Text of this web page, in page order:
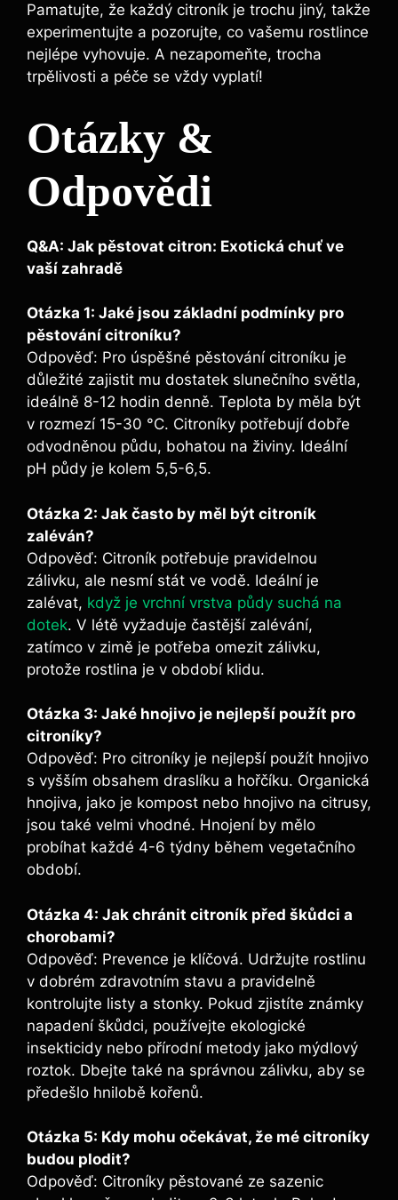
Pamatujte, že každý citroník je trochu jiný, takže
experimentujte a pozorujte, co vašemu rostlince
nejlépe vyhovuje. A nezapomeňte, trocha
trpělivosti a péče se vždy vyplatí!
Otázky &
Odpovědi
Q&A: Jak pěstovat citron: Exotická chuť ve
vaší zahradě
Otázka 1: Jaké jsou základní podmínky pro
pěstování citroníku?
Odpověď: Pro úspěšné pěstování citroníku je
důležité zajistit mu dostatek slunečního světla,
ideálně 8-12 hodin denně. Teplota by měla být
v rozmezí 15-30 °C. Citroníky potřebují dobře
odvodněnou půdu, bohatou na živiny. Ideální
pH půdy je kolem 5,5-6,5.
Otázka 2: Jak často by měl být citroník
zaléván?
Odpověď: Citroník potřebuje pravidelnou
zálivku, ale nesmí stát ve vodě. Ideální je
zalévat, když je vrchní vrstva půdy suchá na
dotek. V létě vyžaduje častější zalévání,
zatímco v zimě je potřeba omezit zálivku,
protože rostlina je v období klidu.
Otázka 3: Jaké hnojivo je nejlepší použít pro
citroníky?
Odpověď: Pro citroníky je nejlepší použít hnojivo
s vyšším obsahem draslíku a hořčíku. Organická
hnojiva, jako je kompost nebo hnojivo na citrusy,
jsou také velmi vhodné. Hnojení by mělo
probíhat každé 4-6 týdny během vegetačního
období.
Otázka 4: Jak chránit citroník před škůdci a
chorobami?
Odpověď: Prevence je klíčová. Udržujte rostlinu
v dobrém zdravotním stavu a pravidelně
kontrolujte listy a stonky. Pokud zjistíte známky
napadení škůdci, používejte ekologické
insekticidy nebo přírodní metody jako mýdlový
roztok. Dbejte také na správnou zálivku, aby se
předešlo hnilobě kořenů.
Otázka 5: Kdy mohu očekávat, že mé citroníky
budou plodit?
Odpověď: Citroníky pěstované ze sazenic